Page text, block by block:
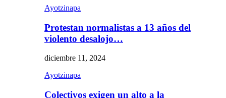
Ayotzinapa
Protestan normalistas a 13 años del
violento desalojo…
diciembre 11, 2024
Ayotzinapa
Colectivos exigen un alto a la